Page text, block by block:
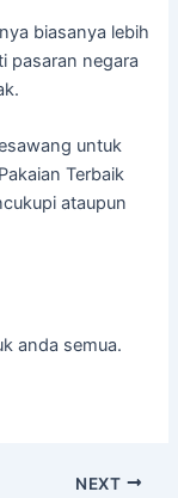
biasanya lebih
pasaran negara
untuk
Terbaik
ataupun
anda semua.
NEXT